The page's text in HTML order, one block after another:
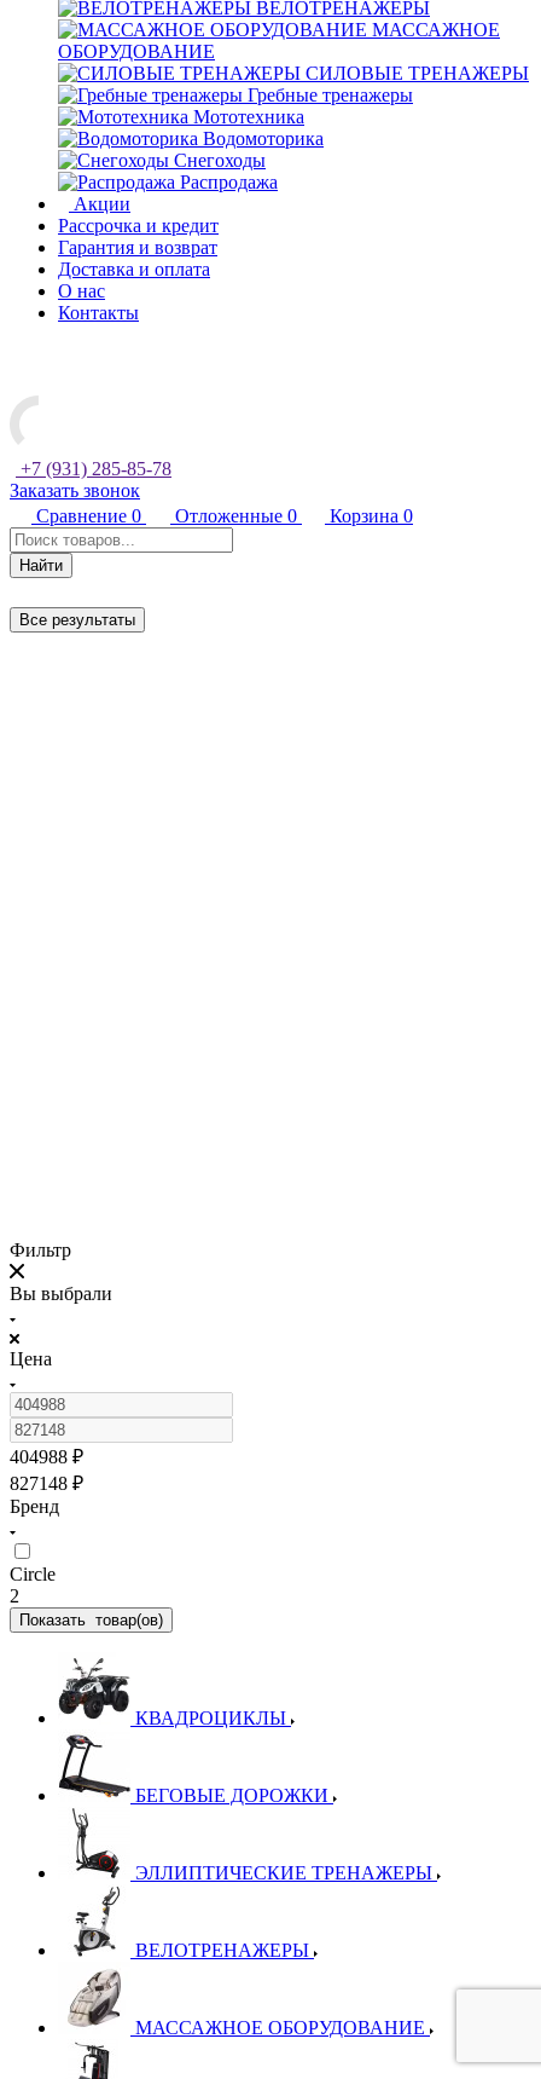
ВЕЛОТРЕНАЖЕРЫ
МАССАЖНОЕ
ОБОРУДОВАНИЕ
СИЛОВЫЕ ТРЕНАЖЕРЫ
Гребные тренажеры
Мототехника
Водомоторика
Снегоходы
Распродажа
Акции
Рассрочка и кредит
Гарантия и возврат
Доставка и оплата
О нас
Контакты
+7 (931) 285-85-78
Заказать звонок
Сравнение 0 Отложенные 0 Корзина 0
Найти
Все результаты
Фильтр
Вы выбрали
Цена
404988 ₽
827148 ₽
Бренд
Circle
2
Показать товар(ов)
КВАДРОЦИКЛЫ
БЕГОВЫЕ ДОРОЖКИ
ЭЛЛИПТИЧЕСКИЕ ТРЕНАЖЕРЫ
ВЕЛОТРЕНАЖЕРЫ
МАССАЖНОЕ ОБОРУДОВАНИЕ